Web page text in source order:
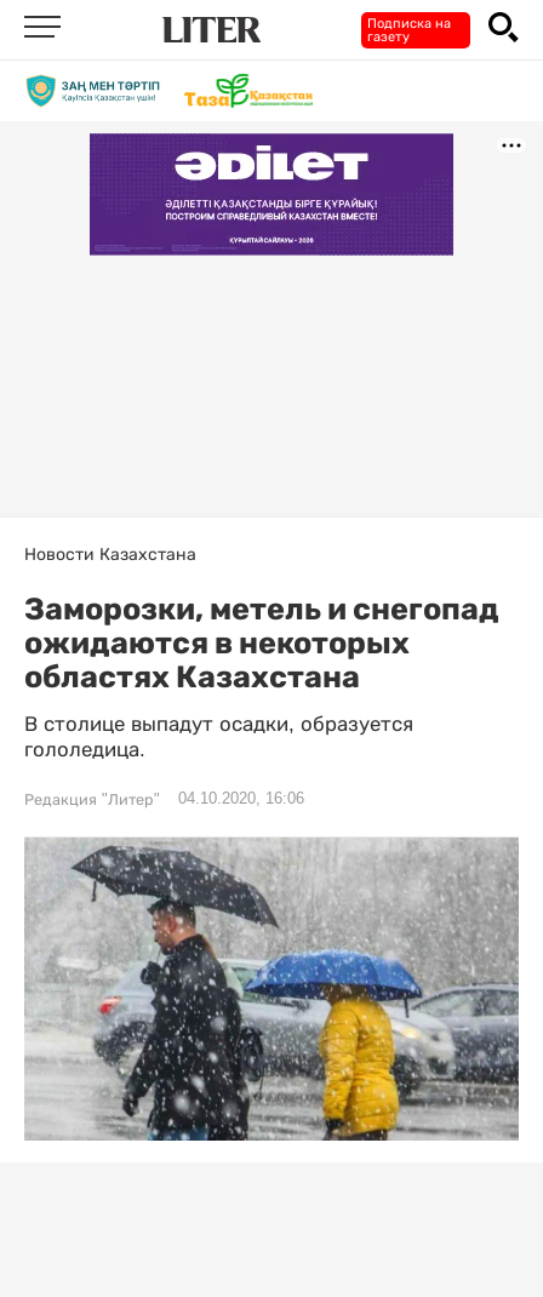
Подписка на
газету
Новости Казахстана
Заморозки, метель и снегопад
ожидаются в некоторых
областях Казахстана
В столице выпадут осадки, образуется
гололедица.
Редакция "Литер" 04.10.2020, 16:06